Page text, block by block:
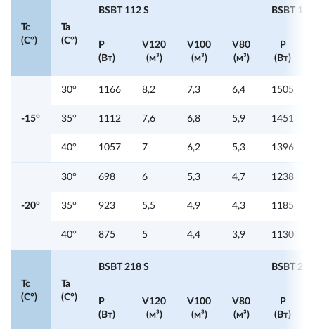
Tc
(C°)
Ta
(C°)
BSBT 112 S BSBT
P
(Вт)
V120
(м³)
V100
(м³)
V80
(м³)
P
(Вт)
-15°
30° 1166 8,2 7,3 6,4 1505
35° 1112 7,6 6,8 5,9 1451
40° 1057 7 6,2 5,3 1396
-20°
30° 698 6 5,3 4,7 1238
35° 923 5,5 4,9 4,3 1185
40° 875 5 4,4 3,9 1130
Tc
(C°)
Ta
(C°)
BSBT 218 S BSBT
P
(Вт)
V120
(м³)
V100
(м³)
V80
(м³)
P
(Вт)